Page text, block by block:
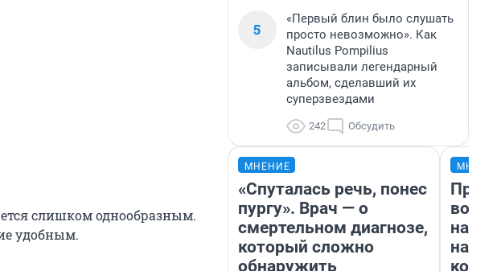
слишком однообразным.
удобным.
5
«Первый блин было слушать
просто невозможно». Как
Nautilus Pompilius
записывали легендарный
альбом, сделавший их
суперзвездами
242 Обсудить
МНЕНИЕ
«Спуталась речь, понес
пургу». Врач — о
смертельном диагнозе,
который сложно
обнаружить
нам